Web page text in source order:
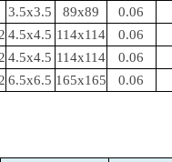
3.5x3.5 89x89 0.06
4.5x4.5 114x114 0.06
4.5x4.5 114x114 0.06
6.5x6.5 165x165 0.06